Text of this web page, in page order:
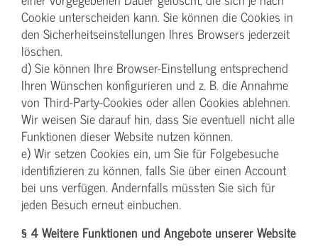
Cookie unterscheiden kann. Sie können die Cookies in
den Sicherheitseinstellungen Ihres Browsers jederzeit
löschen.
d) Sie können Ihre Browser-Einstellung entsprechend
Ihren Wünschen konfigurieren und z. B. die Annahme
von Third-Party-Cookies oder allen Cookies ablehnen.
Wir weisen Sie darauf hin, dass Sie eventuell nicht alle
Funktionen dieser Website nutzen können.
e) Wir setzen Cookies ein, um Sie für Folgebesuche
identifizieren zu können, falls Sie über einen Account
bei uns verfügen. Andernfalls müssten Sie sich für
jeden Besuch erneut einbuchen.
§ 4 Weitere Funktionen und Angebote unserer Website